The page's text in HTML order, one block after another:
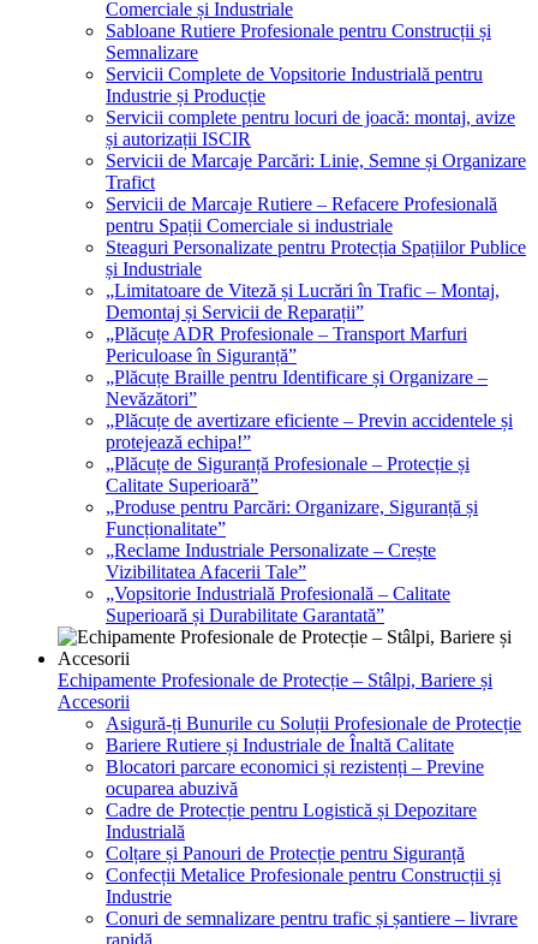
Comerciale și Industriale
Sabloane Rutiere Profesionale pentru Construcții și
Semnalizare
Servicii Complete de Vopsitorie Industrială pentru
Industrie și Producție
Servicii complete pentru locuri de joacă: montaj, avize
și autorizații ISCIR
Servicii de Marcaje Parcări: Linie, Semne și Organizare
Trafict
Servicii de Marcaje Rutiere – Refacere Profesională
pentru Spații Comerciale si industriale
Steaguri Personalizate pentru Protecția Spațiilor Publice
și Industriale
„Limitatoare de Viteză și Lucrări în Trafic – Montaj,
Demontaj și Servicii de Reparații”
„Plăcuțe ADR Profesionale – Transport Marfuri
Periculoase în Siguranță”
„Plăcuțe Braille pentru Identificare și Organizare –
Nevăzători”
„Plăcuțe de avertizare eficiente – Previn accidentele și
protejează echipa!”
„Plăcuțe de Siguranță Profesionale – Protecție și
Calitate Superioară”
„Produse pentru Parcări: Organizare, Siguranță și
Funcționalitate”
„Reclame Industriale Personalizate – Crește
Vizibilitatea Afacerii Tale”
„Vopsitorie Industrială Profesională – Calitate
Superioară și Durabilitate Garantată”
Echipamente Profesionale de Protecție – Stâlpi, Bariere și
Accesorii
Asigură-ți Bunurile cu Soluții Profesionale de Protecție
Bariere Rutiere și Industriale de Înaltă Calitate
Blocatori parcare economici și rezistenți – Previne
ocuparea abuzivă
Cadre de Protecție pentru Logistică și Depozitare
Industrială
Colțare și Panouri de Protecție pentru Siguranță
Confecții Metalice Profesionale pentru Construcții și
Industrie
Conuri de semnalizare pentru trafic și șantiere – livrare
rapidă